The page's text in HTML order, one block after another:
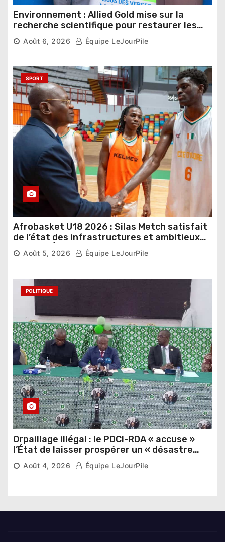
Environnement : Allied Gold mise sur la
recherche scientifique pour restaurer les
sols de ses sites miniers
Août 6, 2026 Équipe LeJourPile
SPORT
Afrobasket U18 2026 : Silas Metch satisfait
de l’état des infrastructures et ambitieux
pour les Éléphants
Août 5, 2026 Équipe LeJourPile
POLITIQUE
Orpaillage illégal : le PDCI-RDA « accuse »
l’État de laisser prospérer un « désastre
national »
Août 4, 2026 Équipe LeJourPile